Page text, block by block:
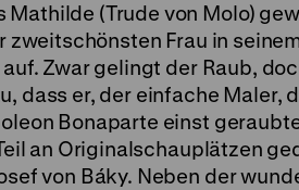
(Trude von Molo)
Frau in seinem
Zwar gelingt der Raub,
dass er, der einfache Maler,
Bonaparte einst
an Originalschauplätzen
von Báky. Neben der